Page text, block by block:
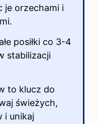
je orzechami i
posiłki co 3-4
stabilizacji
to klucz do
świeżych,
i unikaj